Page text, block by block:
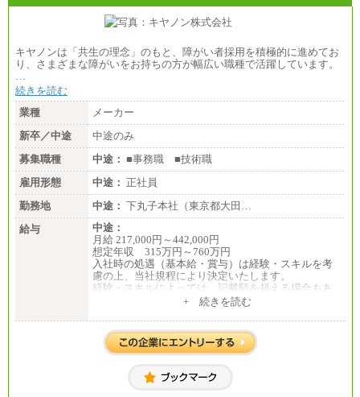
キヤノンは「共生の理念」のもと、障がい者採用を積極的に進めてお
り、さまざまな障がいをお持ちの方が幅広い職種で活躍しています。
…
続きを読む
業種
メーカー
新卒／中途
中途のみ
募集職種
中途： ■事務職 ■技術職
雇用形態
中途： 正社員
勤務地
中途： 下丸子本社（東京都大田…
給与
中途：
月給 217,000円～442,000円
想定年収 315万円～760万円
入社時の処遇（基本給・賞与）は経験・スキルを考
慮の上、当社規程により決定いたします。
経験・スキルによっては、記載額を超える場合もあ
+ 続きを読む